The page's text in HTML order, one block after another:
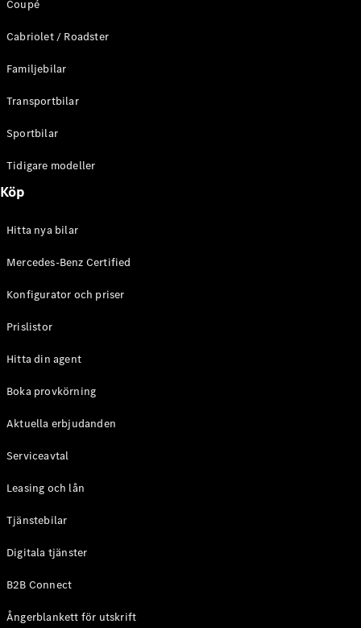
Terrain
E-Klass
Kombi
E-Klass
Terrain
Konfigurator
Store
A-Klass
Konfigurator
Mercedes-
Benz Online
Coupé
CLE Coupé
Coupé
Cabriolet / Roadster
Familjebilar
Transportbilar
Sportbilar
Tidigare modeller
Köp
Hitta nya bilar
Mercedes-Benz Certified
Konfigurator och priser
Prislistor
Hitta din agent
Boka provkörning
Aktuella erbjudanden
Serviceavtal
Leasing och lån
Tjänstebilar
Digitala tjänster
B2B Connect
Ångerblankett för utskrift